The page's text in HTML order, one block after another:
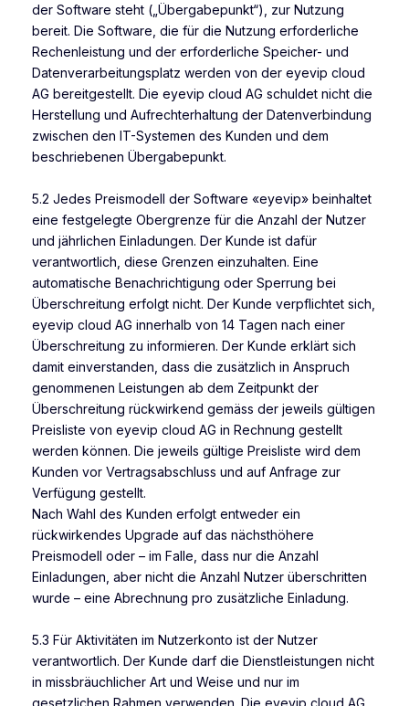
der Software steht („Übergabepunkt“), zur Nutzung
bereit. Die Software, die für die Nutzung erforderliche
Rechenleistung und der erforderliche Speicher- und
Datenverarbeitungsplatz werden von der eyevip cloud
AG bereitgestellt. Die eyevip cloud AG schuldet nicht die
Herstellung und Aufrechterhaltung der Datenverbindung
zwischen den IT-Systemen des Kunden und dem
beschriebenen Übergabepunkt.
5.2 Jedes Preismodell der Software «eyevip» beinhaltet
eine festgelegte Obergrenze für die Anzahl der Nutzer
und jährlichen Einladungen. Der Kunde ist dafür
verantwortlich, diese Grenzen einzuhalten. Eine
automatische Benachrichtigung oder Sperrung bei
Überschreitung erfolgt nicht. Der Kunde verpflichtet sich,
eyevip cloud AG innerhalb von 14 Tagen nach einer
Überschreitung zu informieren. Der Kunde erklärt sich
damit einverstanden, dass die zusätzlich in Anspruch
genommenen Leistungen ab dem Zeitpunkt der
Überschreitung rückwirkend gemäss der jeweils gültigen
Preisliste von eyevip cloud AG in Rechnung gestellt
werden können. Die jeweils gültige Preisliste wird dem
Kunden vor Vertragsabschluss und auf Anfrage zur
Verfügung gestellt.
Nach Wahl des Kunden erfolgt entweder ein
rückwirkendes Upgrade auf das nächsthöhere
Preismodell oder – im Falle, dass nur die Anzahl
Einladungen, aber nicht die Anzahl Nutzer überschritten
wurde – eine Abrechnung pro zusätzliche Einladung.
5.3 Für Aktivitäten im Nutzerkonto ist der Nutzer
verantwortlich. Der Kunde darf die Dienstleistungen nicht
in missbräuchlicher Art und Weise und nur im
gesetzlichen Rahmen verwenden. Die eyevip cloud AG